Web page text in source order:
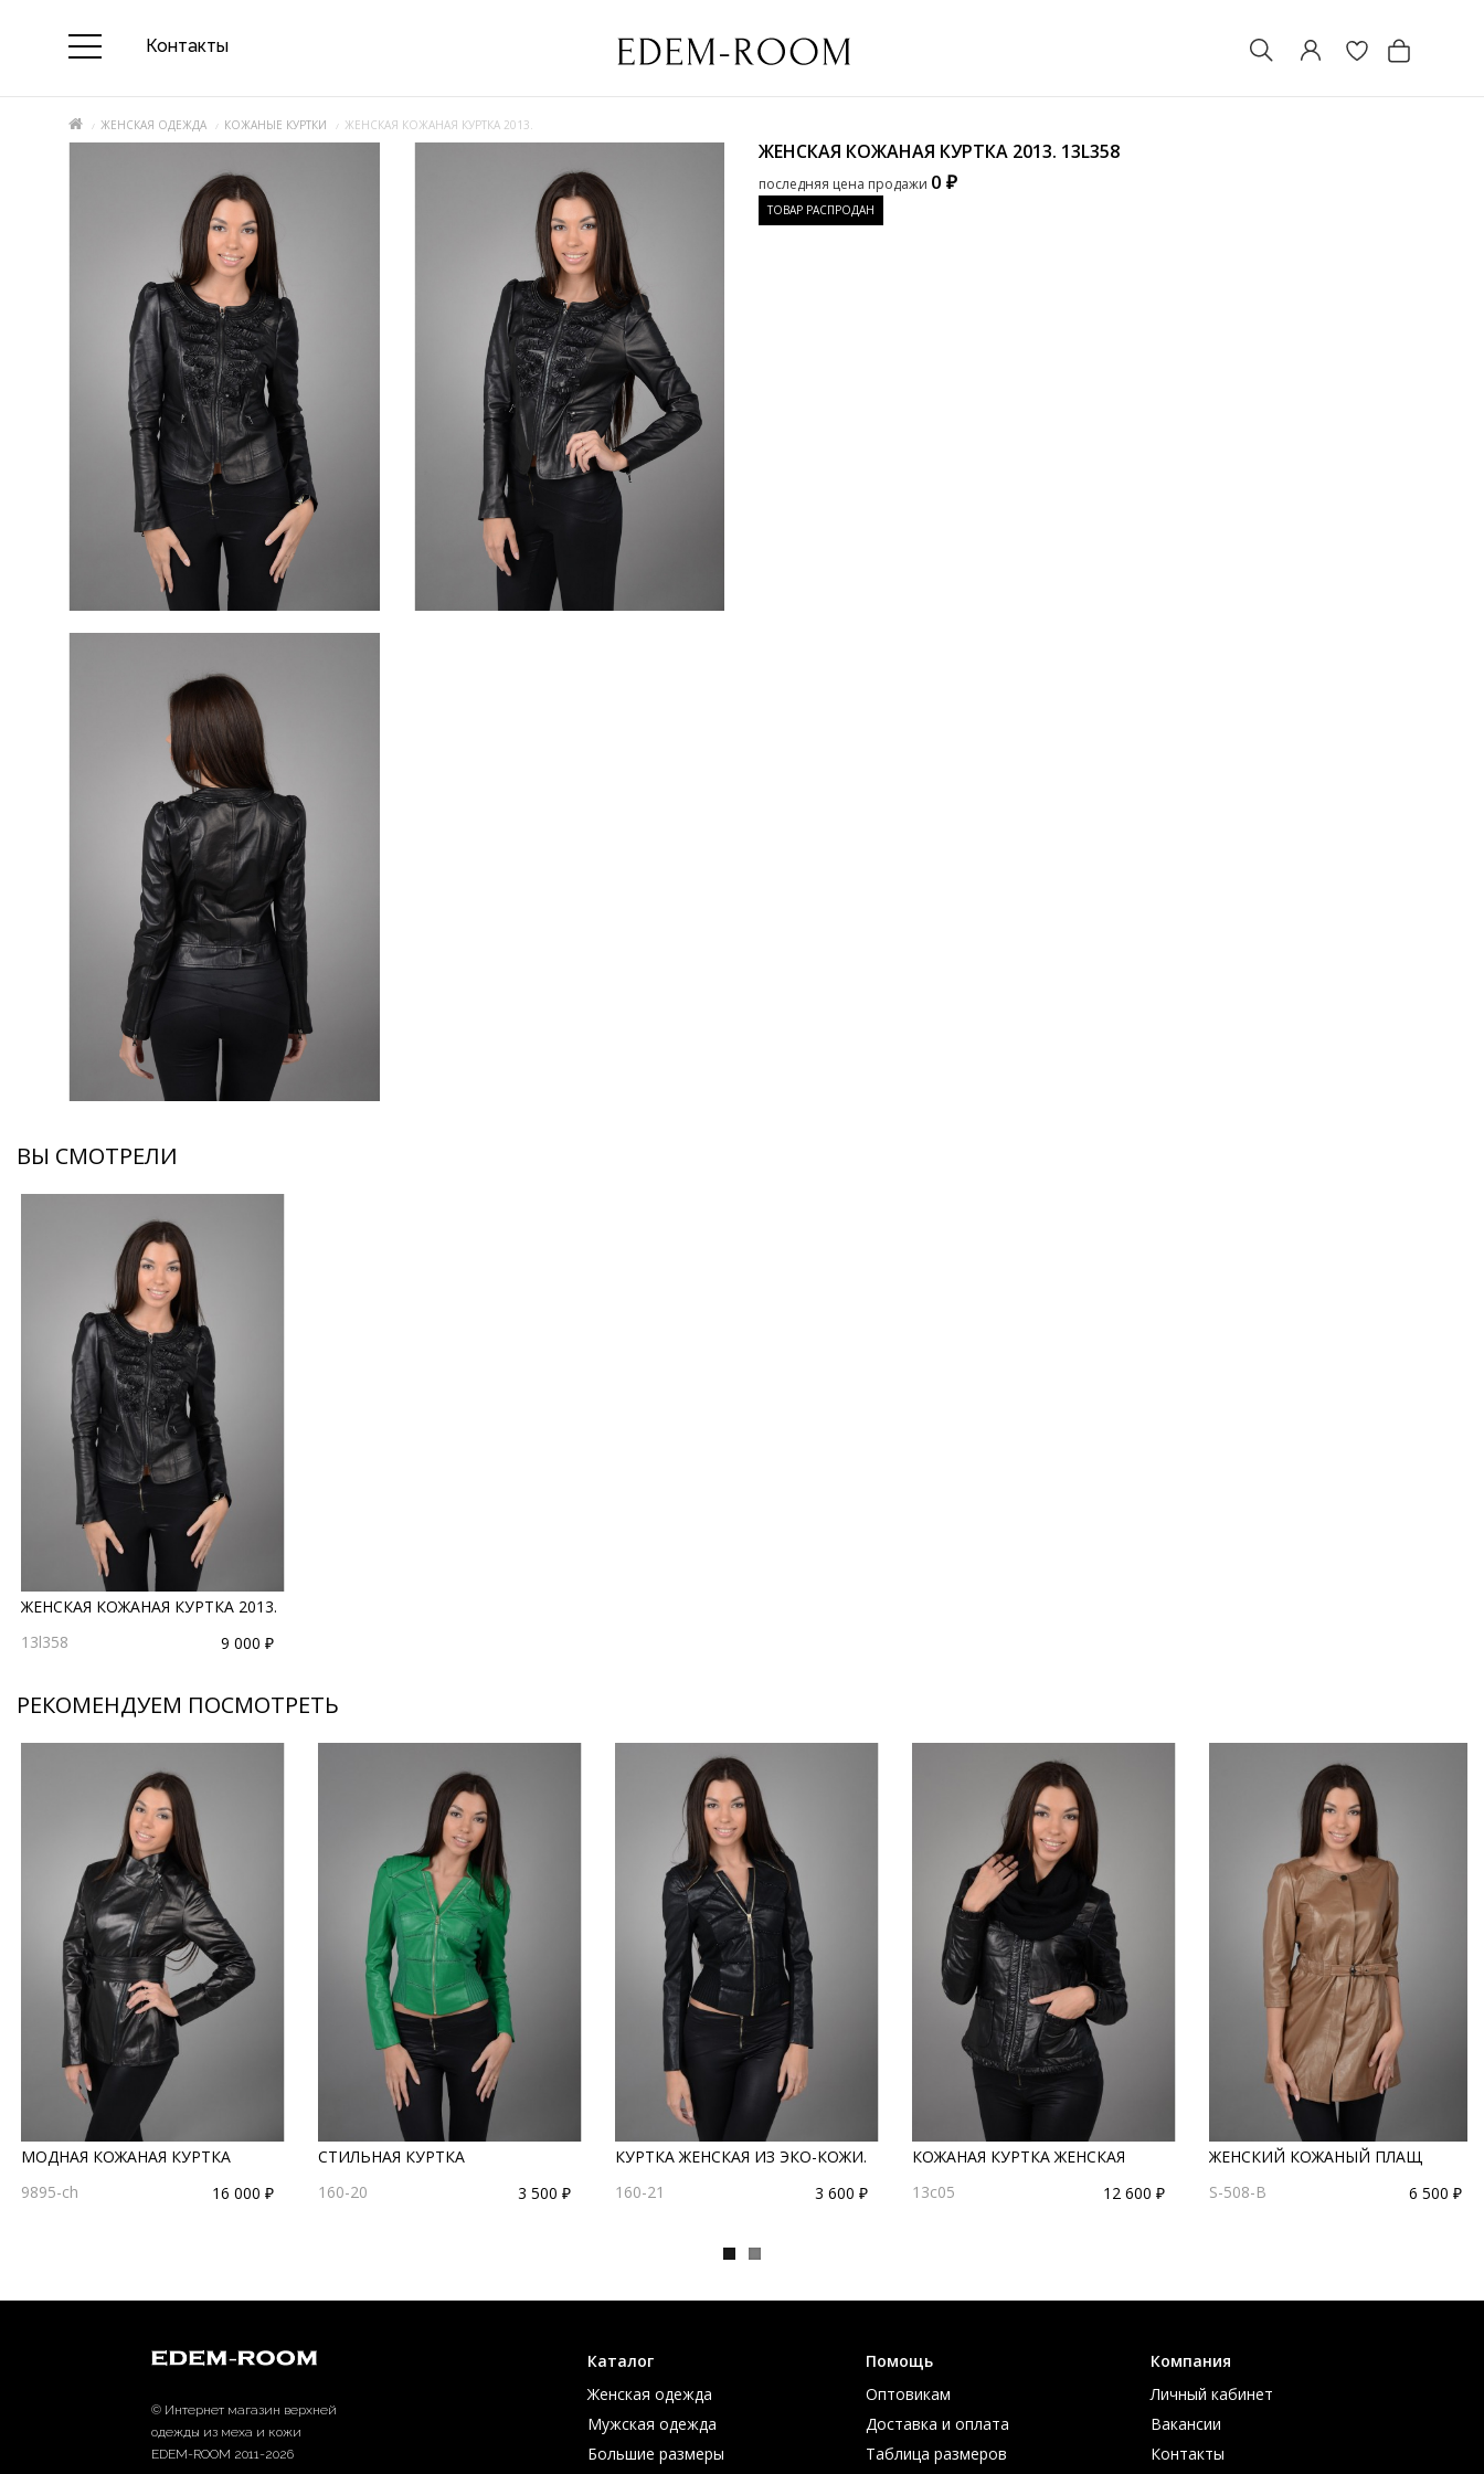
Контакты
ЖЕНСКАЯ ОДЕЖДА КОЖАНЫЕ КУРТКИ ЖЕНСКАЯ КОЖАНАЯ КУРТКА 2013.
ЖЕНСКАЯ КОЖАНАЯ КУРТКА 2013. 13L358
последняя цена продажи 0 ₽
ТОВАР РАСПРОДАН
ВЫ СМОТРЕЛИ
ЖЕНСКАЯ КОЖАНАЯ КУРТКА 2013.
13l358
9 000 ₽
РЕКОМЕНДУЕМ ПОСМОТРЕТЬ
МОДНАЯ КОЖАНАЯ КУРТКА
9895-ch
16 000 ₽
СТИЛЬНАЯ КУРТКА
160-20
3 500 ₽
КУРТКА ЖЕНСКАЯ ИЗ ЭКО-КОЖИ.
160-21
3 600 ₽
КОЖАНАЯ КУРТКА ЖЕНСКАЯ
13c05
12 600 ₽
ЖЕНСКИЙ КОЖАНЫЙ ПЛАЩ
S-508-B
6 500 ₽
© Интернет магазин верхней
одежды из меха и кожи
EDEM-ROOM 2011-2026
Каталог
Женская одежда
Мужская одежда
Большие размеры
Помощь
Оптовикам
Доставка и оплата
Таблица размеров
Компания
Личный кабинет
Вакансии
Контакты